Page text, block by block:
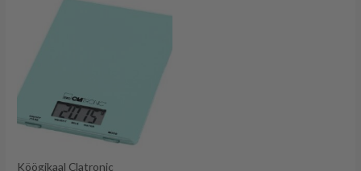
Köögikaal Clatronic